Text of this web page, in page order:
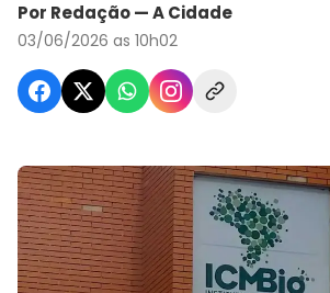
Por Redação — A Cidade
03/06/2026 as 10h02